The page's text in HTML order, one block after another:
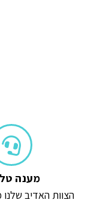
מענה
הצוות האדיב